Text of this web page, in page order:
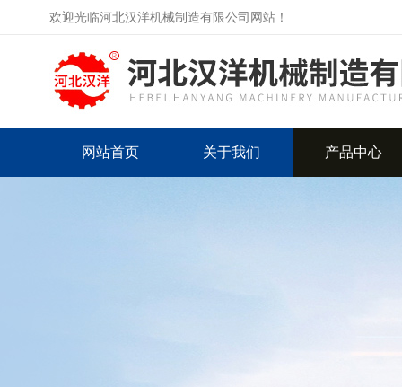
欢迎光临河北汉洋机械制造有限公司网站！
网站首页 关于我们 产品中心